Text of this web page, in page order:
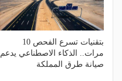
بتقنيات تسرع الفحص 10
مرات.. الذكاء الاصطناعي يدعم
صيانة طرق المملكة